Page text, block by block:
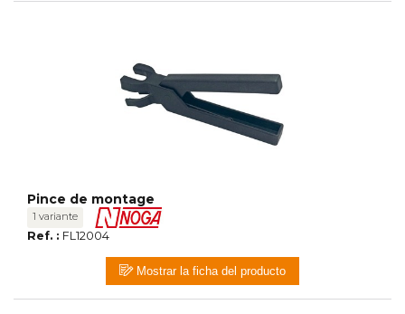
Pince de montage
1 variante
Ref. : FL12004
Mostrar la ficha del producto